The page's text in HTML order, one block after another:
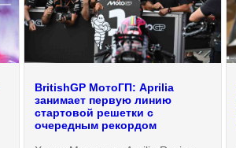
BritishGP МотоГП: Aprilia
занимает первую линию
стартовой решетки с
очередным рекордом